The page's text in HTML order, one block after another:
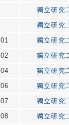
獨立研究
獨立研究
01
獨立研究
02
獨立研究
04
獨立研究
06
獨立研究
07
獨立研究
08
獨立研究